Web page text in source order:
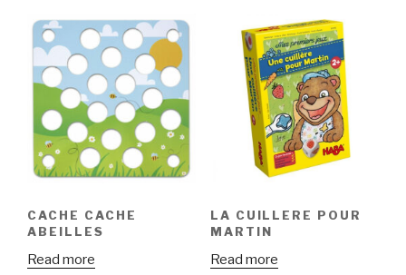
CACHE CACHE
ABEILLES
Read more
LA CUILLERE POUR
MARTIN
Read more